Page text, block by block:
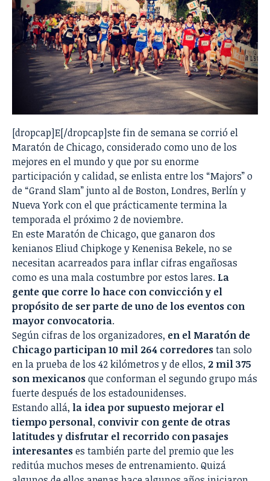
[dropcap]E[/dropcap]ste fin de semana se corrió el
Maratón de Chicago, considerado como uno de los
mejores en el mundo y que por su enorme
participación y calidad, se enlista entre los “Majors” o
de “Grand Slam” junto al de Boston, Londres, Berlín y
Nueva York con el que prácticamente termina la
temporada el próximo 2 de noviembre.
En este Maratón de Chicago, que ganaron dos
kenianos Eliud Chipkoge y Kenenisa Bekele, no se
necesitan acarreados para inflar cifras engañosas
como es una mala costumbre por estos lares. La
gente que corre lo hace con convicción y el
propósito de ser parte de uno de los eventos con
mayor convocatoria.
Según cifras de los organizadores, en el Maratón de
Chicago participan 10 mil 264 corredorestan solo
en la prueba de los 42 kilómetros y de ellos, 2 mil 375
son mexicanosque conforman el segundo grupo más
fuerte después de los estadounidenses.
Estando allá, la idea por supuesto mejorar el
tiempo personal, convivir con gente de otras
latitudes y disfrutar el recorrido con pasajes
interesanteses también parte del premio que les
reditúa muchos meses de entrenamiento. Quizá